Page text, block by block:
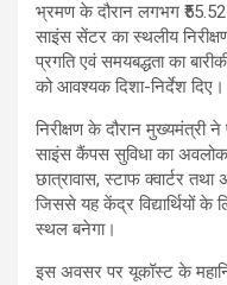
भ्रमण के दौरान लगभग ₹55.52
साइंस सेंटर का स्थलीय निरीक्षण
प्रगति एवं समयबद्धता का
को आवश्यक दिशा-निर्देश दिए।
निरीक्षण के दौरान मुख्यमंत्री ने
साइंस कैंपस सुविधा का
छात्रावास, स्टाफ क्वार्टर
जिससे यह केंद्र विद्यार्थियों के
स्थल बनेगा।
इस अवसर पर यूकॉस्ट के